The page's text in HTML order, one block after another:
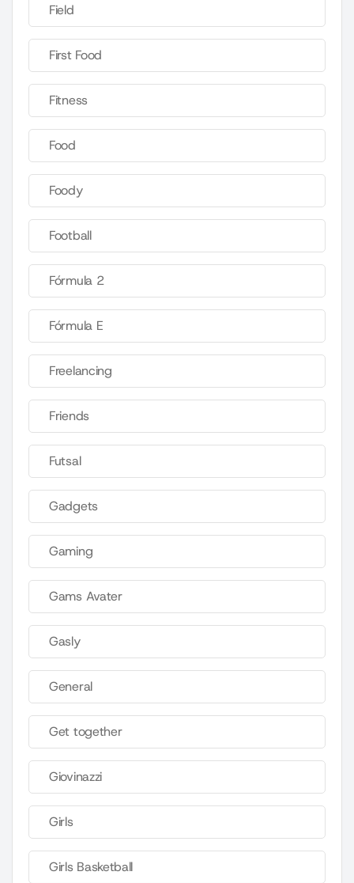
Field
First Food
Fitness
Food
Foody
Football
Fórmula 2
Fórmula E
Freelancing
Friends
Futsal
Gadgets
Gaming
Gams Avater
Gasly
General
Get together
Giovinazzi
Girls
Girls Basketball